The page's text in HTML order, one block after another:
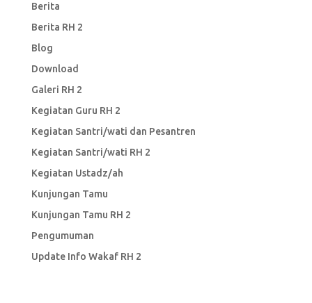
Berita
Berita RH 2
Blog
Download
Galeri RH 2
Kegiatan Guru RH 2
Kegiatan Santri/wati dan Pesantren
Kegiatan Santri/wati RH 2
Kegiatan Ustadz/ah
Kunjungan Tamu
Kunjungan Tamu RH 2
Pengumuman
Update Info Wakaf RH 2